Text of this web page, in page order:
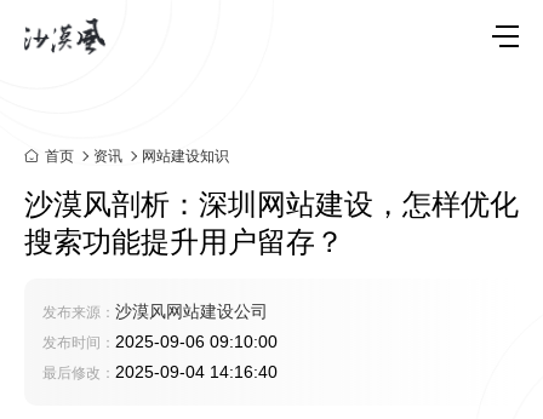
首页 资讯 网站建设知识
沙漠风剖析：深圳网站建设，怎样优化
搜索功能提升用户留存？
发布来源： 沙漠风网站建设公司
发布时间： 2025-09-06 09:10:00
最后修改： 2025-09-04 14:16:40